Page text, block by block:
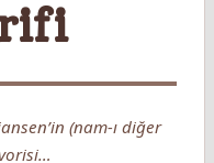
(nam-ı diğer